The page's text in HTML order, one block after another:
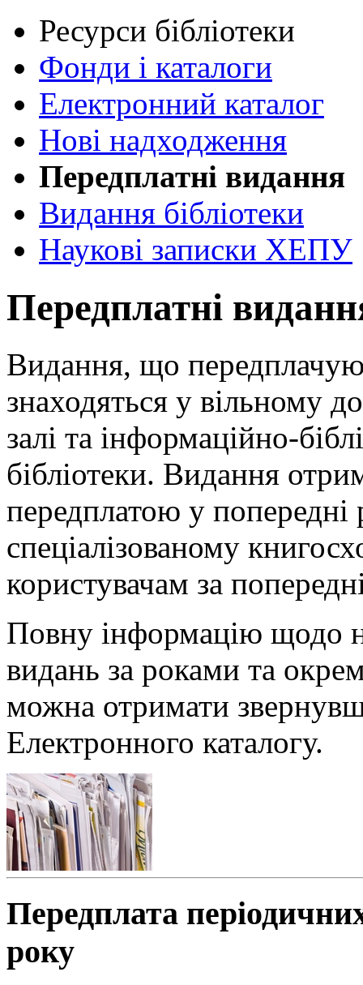
Ресурси бібліотеки
Фонди і каталоги
Електронний каталог
Нові надходження
Передплатні видання
Видання бібліотеки
Наукові записки ХЕПУ
Передплатні
Видання, що
знаходяться у вільному
залі та інформаційно-
бібліотеки. Видання
передплатою у попередні
спеціалізованому
користувачам за
Повну інформацію щодо
видань за роками та
можна отримати
Електронного каталогу.
Передплата
року